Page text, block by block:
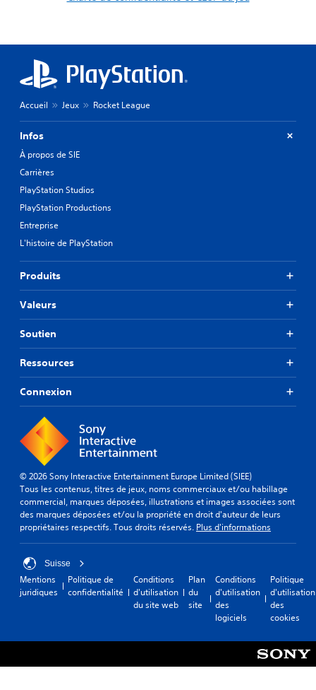
Accueil Jeux Rocket League
Infos
À propos de SIE
Carrières
PlayStation Studios
PlayStation Productions
Entreprise
L'histoire de PlayStation
Produits
Valeurs
Soutien
Ressources
Connexion
© 2026 Sony Interactive Entertainment Europe Limited (SIEE)
Tous les contenus, titres de jeux, noms commerciaux et/ou habillage
commercial, marques déposées, illustrations et images associées sont
des marques déposées et/ou la propriété en droit d'auteur de leurs
propriétaires respectifs. Tous droits réservés. Plus d'informations
Suisse
Mentions
juridiques
Politique de
confidentialité
Conditions
d'utilisation
du site web
Plan
du
site
Conditions
d'utilisation
des
logiciels
Politique
d'utilisation
des
cookies